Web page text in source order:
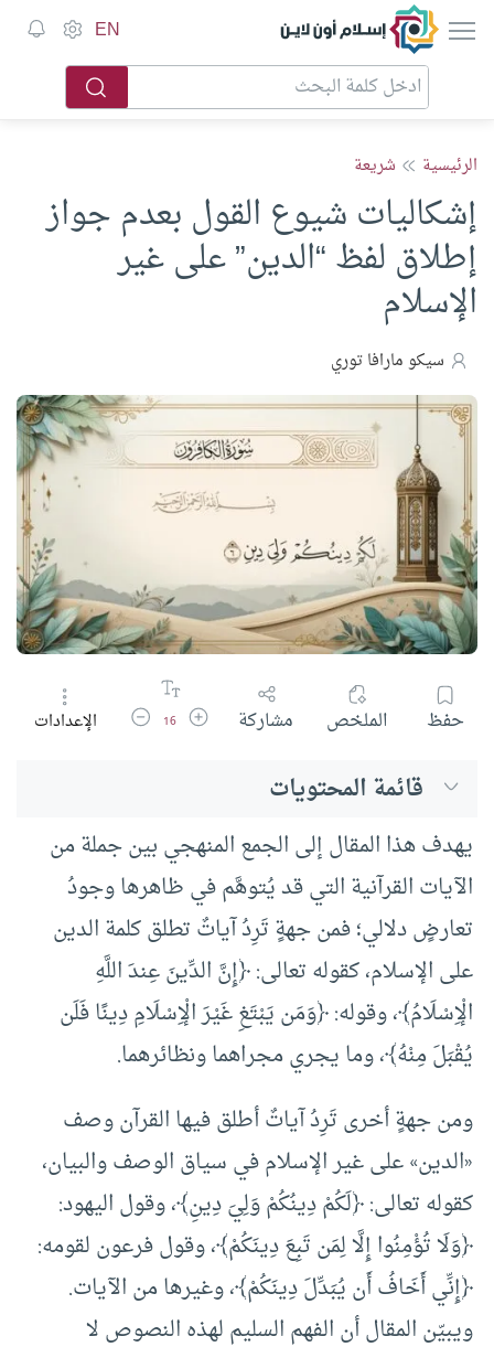
إسلام أون لاين EN
الرئيسية شريعة
إشكاليات شيوع القول بعدم جواز
إطلاق لفظ “الدين” على غير
الإسلام
سيكو مارافا توري
حفظ الملخص مشاركة زيادة حجم الخط
16 تقليل حجم الخط
الإعدادات
قائمة المحتويات
يهدف هذا المقال إلى الجمع المنهجي بين جملة من
الآيات القرآنية التي قد يُتوهَّم في ظاهرها وجودُ
تعارضٍ دلالي؛ فمن جهةٍ تَرِدُ آياتٌ تطلق كلمة الدين
على الإسلام، كقوله تعالى: ﴿إِنَّ الدِّينَ عِندَ اللَّهِ
الْإِسْلَامُ﴾، وقوله: ﴿وَمَن يَبْتَغِ غَيْرَ الْإِسْلَامِ دِينًا فَلَن
يُقْبَلَ مِنْهُ﴾، وما يجري مجراهما ونظائرهما.
ومن جهةٍ أخرى تَرِدُ آياتٌ أطلق فيها القرآن وصف
«الدين» على غير الإسلام في سياق الوصف والبيان،
كقوله تعالى: ﴿لَكُمْ دِينُكُمْ وَلِيَ دِينِ﴾، وقول اليهود:
﴿وَلَا تُؤْمِنُوا إِلَّا لِمَن تَبِعَ دِينَكُمْ﴾، وقول فرعون لقومه:
﴿إِنِّي أَخَافُ أَن يُبَدِّلَ دِينَكُمْ﴾، وغيرها من الآيات.
ويبيّن المقال أن الفهم السليم لهذه النصوص لا